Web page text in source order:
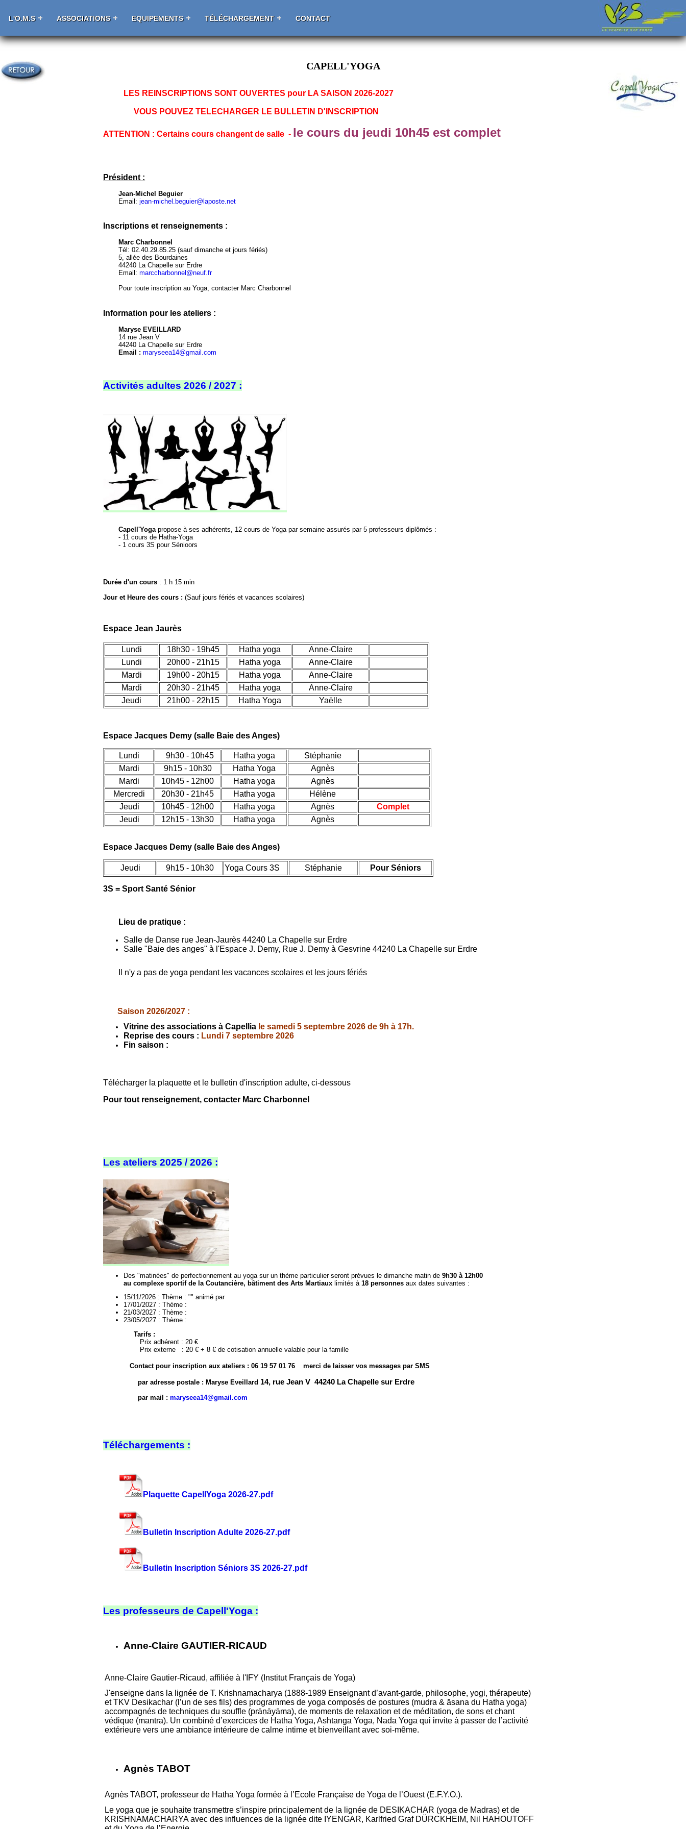
L'O.M.S ASSOCIATIONS EQUIPEMENTS TÉLÉCHARGEMENT CONTACT
CAPELL'YOGA
LES REINSCRIPTIONS SONT OUVERTES pour LA SAISON 2026-2027
VOUS POUVEZ TELECHARGER LE BULLETIN D'INSCRIPTION
ATTENTION : Certains cours changent de salle - le cours du jeudi 10h45 est complet
Président :
Jean-Michel Beguier
Email:jean-michel.beguier@laposte.net
Inscriptions et renseignements :
Marc Charbonnel
Tél: 02.40.29.85.25 (sauf dimanche et jours fériés)
5, allée des Bourdaines
44240 La Chapelle sur Erdre
Email:marccharbonnel@neuf.fr
Pour toute inscription au Yoga, contacter Marc Charbonnel
Information pour les ateliers :
Maryse EVEILLARD
14 rue Jean V
44240 La Chapelle sur Erdre
Email :maryseea14@gmail.com
Activités adultes 2026 / 2027 :
Capell'Yogapropose à ses adhérents, 12 cours de Yoga par semaine assurés par 5 professeurs diplômés :
- 11 cours de Hatha-Yoga
- 1 cours 3S pour Sénioors
Durée d'un cours : 1 h 15 min
Jour et Heure des cours : (Sauf jours fériés et vacances scolaires)
Espace Jean Jaurès
Lundi 18h30 - 19h45 Hatha yoga
Anne-Claire
Lundi
20h00 - 21h15 Hatha yoga
Anne-Claire
Mardi
19h00 - 20h15 Hatha yoga
Anne-Claire
Mardi
20h30 - 21h45 Hatha yoga
Anne-Claire
Jeudi
21h00 - 22h15 Hatha Yoga Yaëlle
Espace Jacques Demy (salle Baie des Anges)
Lundi 9h30 - 10h45 Hatha yoga
Stéphanie
Mardi
9h15 - 10h30 Hatha Yoga
Agnès
Mardi
10h45 - 12h00 Hatha yoga
Agnès
Mercredi
20h30 - 21h45 Hatha yoga
Hélène
Jeudi
10h45 - 12h00 Hatha yoga Agnès
Complet
Jeudi
12h15 - 13h30 Hatha yoga Agnès
Espace Jacques Demy (salle Baie des Anges)
Jeudi 9h15 - 10h30 Yoga Cours 3S Stéphanie Pour Séniors
3S = Sport Santé Sénior
Lieu de pratique :
Salle de Danse rue Jean-Jaurès 44240 La Chapelle sur Erdre
Salle "Baie des anges" à l'Espace J. Demy, Rue J. Demy à Gesvrine 44240 La Chapelle sur Erdre
Il n'y a pas de yoga pendant les vacances scolaires et les jours fériés
Saison 2026/2027 :
Vitrine des associations à Capellia le samedi 5 septembre 2026 de 9h à 17h.
Reprise des cours : Lundi 7 septembre 2026
Fin saison :
Télécharger la plaquette et le bulletin d'inscription adulte, ci-dessous
Pour tout renseignement, contacter Marc Charbonnel
Les ateliers 2025 / 2026 :
Des "matinées" de perfectionnement au yoga sur un thème particulier seront prévues le dimanche matin de9h30 à 12h00
au complexe sportif de la Coutancière, bâtiment des Arts Martiaux limités à18 personnes aux dates suivantes :
15/11/2026 : Thème : "" animé par
17/01/2027 : Thème :
21/03/2027 : Thème :
23/05/2027 : Thème :
Tarifs :
Prix adhérent : 20 €
Prix externe : 20 € + 8 € de cotisation annuelle valable pour la famille
Contact pour inscription aux ateliers :06 19 57 01 76merci de laisser vos messages par SMS
par adresse postale : Maryse Eveillard 14, rue Jean V44240 La Chapelle sur Erdre
par mail :maryseea14@gmail.com
Téléchargements :
Plaquette CapellYoga 2026-27.pdf
Bulletin Inscription Adulte 2026-27.pdf
Bulletin Inscription Séniors 3S 2026-27.pdf
Les professeurs de Capell'Yoga :
Anne-Claire GAUTIER-RICAUD
Anne-Claire Gautier-Ricaud, affiliée à l'IFY (Institut Français de Yoga)
J'enseigne dans la lignée de T. Krishnamacharya (1888-1989 Enseignant d’avant-garde, philosophe, yogi, thérapeute)
etTKV Desikachar (l’un de ses fils) des programmes de yoga composés de postures (mudra & āsana du Hatha yoga)
accompagnés de techniques du souffle (prāṇāyāma), de moments de relaxation et de méditation, de sons et chant
védique (mantra). Un combiné d’exercices de Hatha Yoga, Ashtanga Yoga, Nada Yoga qui invite à passer de l’activité
extérieure vers une ambiance intérieure de calme intime et bienveillant avec soi-même.
Agnès TABOT
Agnès TABOT, professeur de Hatha Yoga formée à l’Ecole Française de Yoga de l’Ouest (E.F.Y.O.).
Le yoga que je souhaite transmettre s’inspire principalement de la lignée de DESIKACHAR (yoga de Madras) et de
KRISHNAMACHARYA avec des influences de la lignée dite IYENGAR, Karlfried Graf DÜRCKHEIM, Nil HAHOUTOFF